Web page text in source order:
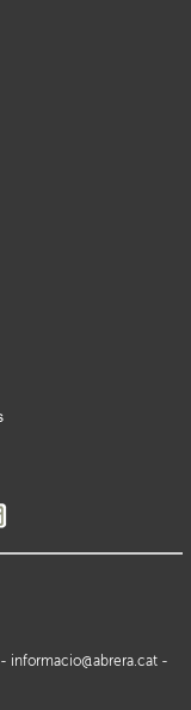
informacio@abrera.cat-